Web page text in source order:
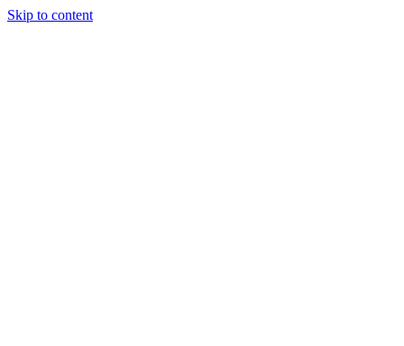
Skip to content